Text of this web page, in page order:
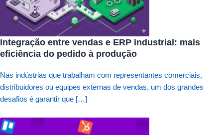
Integração entre vendas e ERP industrial: mais
eficiência do pedido à produção
Nas indústrias que trabalham com representantes comerciais,
distribuidores ou equipes externas de vendas, um dos grandes
desafios é garantir que […]